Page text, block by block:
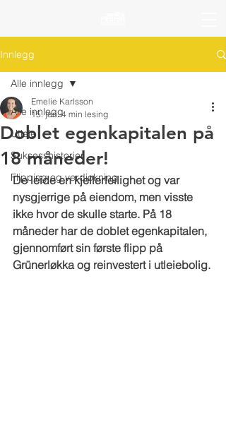
Innlegg
Alle innlegg
Utleie
Suksesshistorier
Flipping og verdiøkning
Alle innlegg
Doblet egenkapitalen på
18 måneder!
Emelie Karlsson
15. jan. 4 min lesing
De leide en kjellerleilighet og var
nysgjerrige på eiendom, men visste
ikke hvor de skulle starte. På 18
måneder har de doblet egenkapitalen,
gjennomført sin første flipp på
Grünerløkka og reinvestert i utleiebolig.